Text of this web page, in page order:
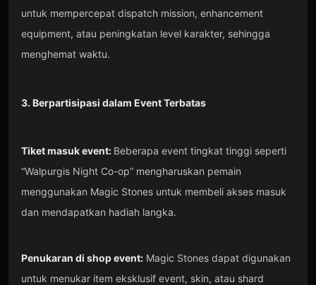
untuk mempercepat dispatch mission, enhancement
equipment, atau peningkatan level karakter, sehingga
menghemat waktu.
3. Berpartisipasi dalam Event Terbatas
Tiket masuk event: Beberapa event tingkat tinggi seperti
“Walpurgis Night Co-op” mengharuskan pemain
menggunakan Magic Stones untuk membeli akses masuk
dan mendapatkan hadiah langka.
Penukaran di shop event:Magic Stones dapat digunakan
untuk menukar item eksklusif event, skin, atau shard